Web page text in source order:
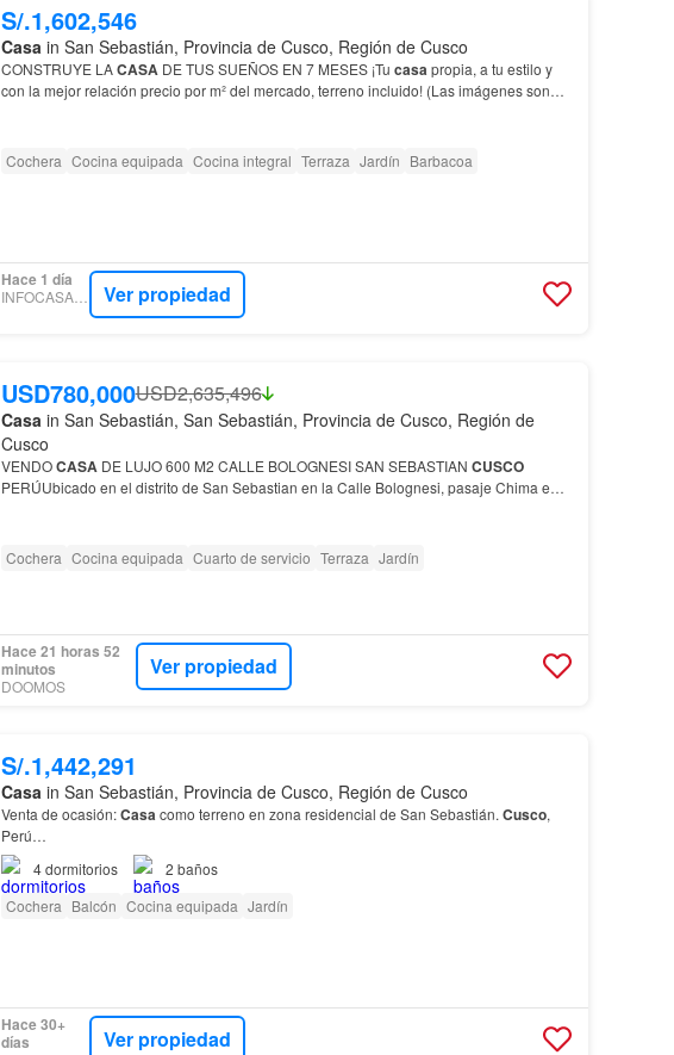
S/.1,602,546
Casa in San Sebastián, Provincia de Cusco, Región de Cusco
CONSTRUYE LACASA DE TUS SUEÑOS EN 7 MESES ¡Tu casapropia, a tu estilo y
con la mejor relación precio por m² del mercado, terreno incluido! (Las imágenes son
Cochera Cocina equipada Cocina integral Terraza Jardín Barbacoa
Hace 1 día
INFOCASAS.PE Ver propiedad
USD780,000USD2,635,496
Casa in San Sebastián, San Sebastián, Provincia de Cusco, Región de
Cusco
VENDOCASA DE LUJO 600 M2 CALLE BOLOGNESI SAN SEBASTIAN CUSCO
PERÚUbicado en el distrito de San Sebastian en la Calle Bolognesi, pasaje Chima en
Cochera Cocina equipada Cuarto de servicio Terraza Jardín
Hace 21 horas 52
minutos
DOOMOS
Ver propiedad
S/.1,442,291
Casa in San Sebastián, Provincia de Cusco, Región de Cusco
Venta de ocasión:Casacomo terreno en zona residencial de San Sebastián. Cusco,
Perú…
4dormitorios 2 baños
Cochera Balcón Cocina equipada Jardín
Hace 30+
días
Ver propiedad